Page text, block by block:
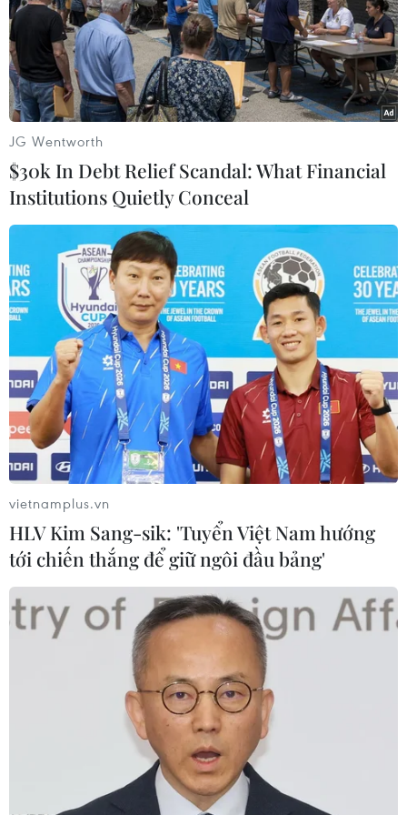
Lốc xoáy cuốn tốc mái khu văn phòng Ủy
ban Nhân dân thành phố Bảo Lộc
11/03/2019 11:39
Lốc xoáy đã làm tốc mái phần lớn mái ngói phòng làm
việc của Ủy ban Nhân dân thành phố Bảo Lộc, thổi bay
1/2 mái tôn Kho lưu trữ tài liệu của Ủy ban Nhân dân
thành phố Bảo Lộc.
Lâm Đồng: Lốc xoáy tàn phá hàng chục
tấn sầu riêng ở huyện Đạ Huoai
24/03/2019 09:59
JG Wentworth
$30k In Debt Relief Scandal: What Financial
Institutions Quietly Conceal
vietnamplus.vn
HLV Kim Sang-sik: 'Tuyển Việt Nam hướng
tới chiến thắng để giữ ngôi đầu bảng'